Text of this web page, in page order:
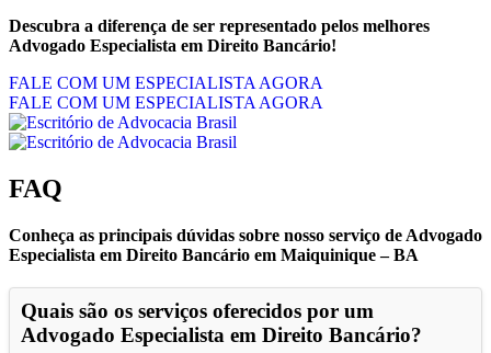
Descubra a diferença de ser representado pelos melhores
Advogado Especialista em Direito Bancário!
FALE COM UM ESPECIALISTA AGORA
FALE COM UM ESPECIALISTA AGORA
FAQ
Conheça as principais dúvidas sobre nosso serviço de Advogado
Especialista em Direito Bancário em Maiquinique – BA
Quais são os serviços oferecidos por um
Advogado Especialista em Direito Bancário?